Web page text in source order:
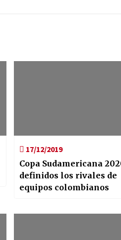
17/12/2019
Copa Sudamericana
definidos los rivales de
equipos colombianos